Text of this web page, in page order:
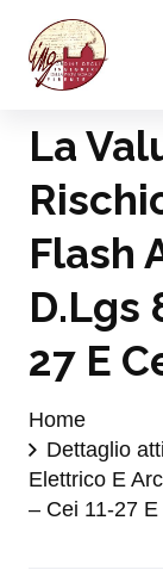
La
Flash
D.Lgs
27 E
Home
Dettaglio
Elettrico E
– Cei 11-27